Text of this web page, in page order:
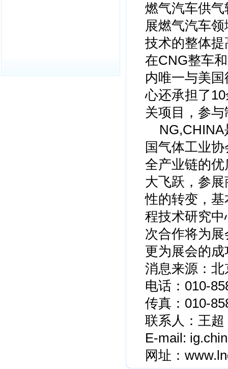
燃气汽车供
展燃气汽车
技术的整体
在CNG整车
内唯一与美
心还承担了
关项目，参
国气体工业
全产业链的
大飞跃，参
性的转变，
程技术研究
次合作将为
更为展会的
消息来源：
电话：010-
传真：010-
联系人：王
E-mail:
网址：